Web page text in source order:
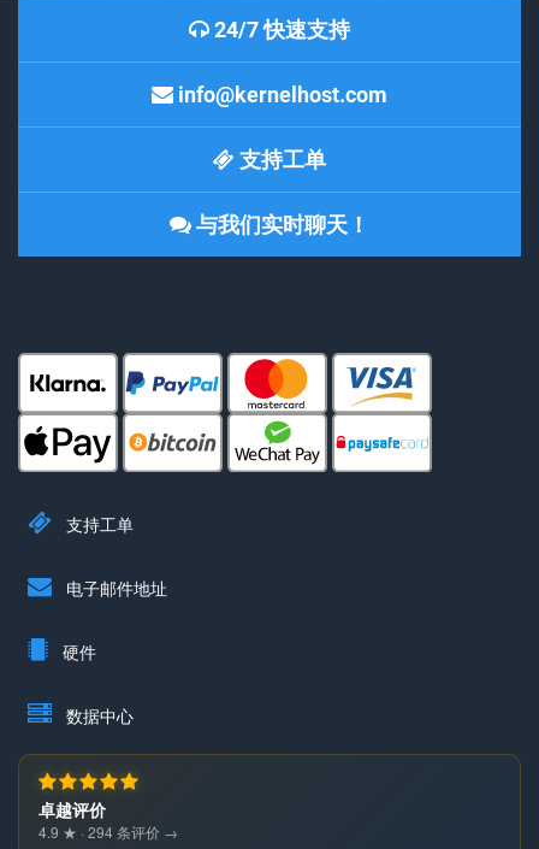
24/7 快速支持
info@kernelhost.com
支持工单
与我们实时聊天！
支持工单
电子邮件地址
硬件
数据中心
卓越评价
4.9 ★ · 294 条评价 →